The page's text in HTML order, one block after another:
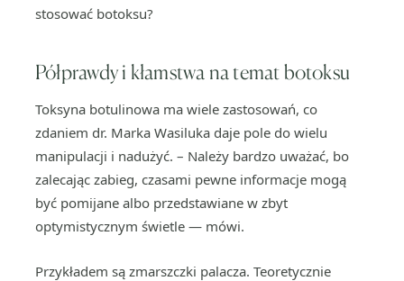
stosować botoksu?
Półprawdy i kłamstwa na temat botoksu
Toksyna botulinowa ma wiele zastosowań, co
zdaniem dr. Marka Wasiluka daje pole do wielu
manipulacji i nadużyć. – Należy bardzo uważać, bo
zalecając zabieg, czasami pewne informacje mogą
być pomijane albo przedstawiane w zbyt
optymistycznym świetle — mówi.
Przykładem są zmarszczki palacza. Teoretycznie